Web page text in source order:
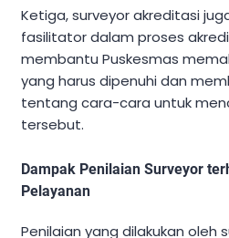
Ketiga, surveyor akreditasi
fasilitator dalam proses
membantu Puskesmas
yang harus dipenuhi dan
tentang cara-cara untuk
tersebut.
Dampak Penilaian Surveyor
Pelayanan
Penilaian yang dilakukan oleh